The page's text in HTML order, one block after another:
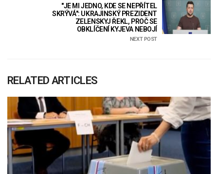
"JE MI JEDNO, KDE SE NEPŘÍTEL
SKRÝVÁ": UKRAJINSKÝ PREZIDENT
ZELENSKYJ ŘEKL, PROČ SE
OBKLÍČENÍ KYJEVA NEBOJÍ
NEXT POST
RELATED ARTICLES